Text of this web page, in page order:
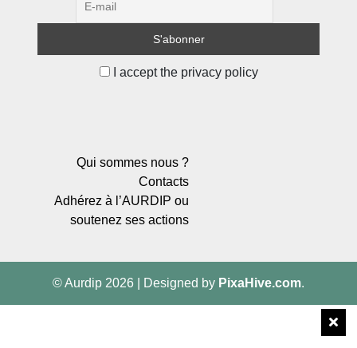
I accept the privacy policy
Qui sommes nous ?
Contacts
Adhérez à l’AURDIP ou
soutenez ses actions
© Aurdip 2026 Designed by PixaHive.com.